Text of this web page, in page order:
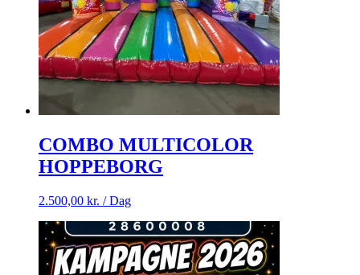
COMBO MULTICOLOR
HOPPEBORG
2.500,00 kr. / Dag